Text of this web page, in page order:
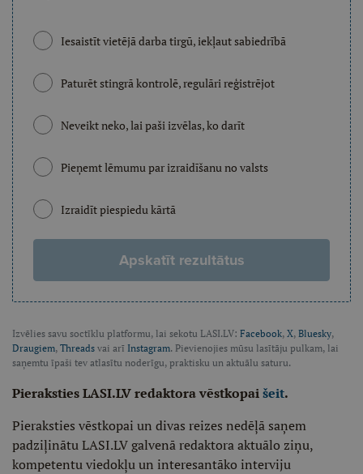
Iesaistīt vietējā darba tirgū, iekļaut sabiedrībā
Paturēt stingrā kontrolē, regulāri reģistrējot
Neveikt neko, lai paši izvēlas, ko darīt
Pieņemt lēmumu par izraidīšanu no valsts
Izraidīt piespiedu kārtā
Apskatīt rezultātus
Izvēlies savu soctīklu platformu, lai sekotu LASI.LV: Facebook, X, Bluesky,
Draugiem, Threads vai arī Instagram. Pievienojies mūsu lasītāju pulkam, lai
saņemtu īpaši tev atlasītu noderīgu, praktisku un aktuālu saturu.
Pieraksties LASI.LV redaktora vēstkopaišeit.
Pieraksties vēstkopai un divas reizes nedēļā saņem
padziļinātu LASI.LV galvenā redaktora aktuālo ziņu,
kompetentu viedokļu un interesantāko interviju